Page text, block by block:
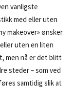
vanligste
med eller uten
makeover» ønsker
uten en liten
men nå er det blitt
steder – som ved
samtidig slik at